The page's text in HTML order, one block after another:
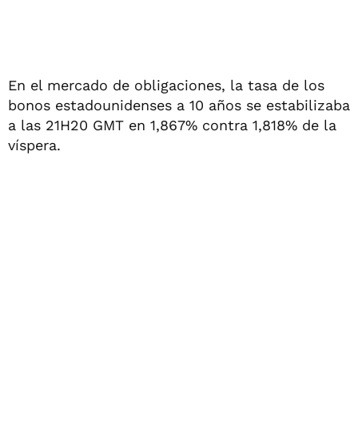
En el mercado de obligaciones, la tasa de los
bonos estadounidenses a 10 años se estabilizaba
a las 21H20 GMT en 1,867% contra 1,818% de la
víspera.